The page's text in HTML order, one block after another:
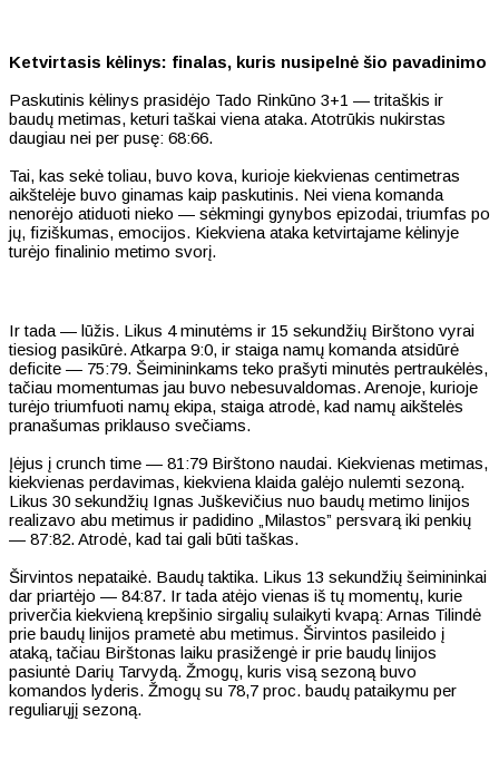
Ketvirtasis kėlinys: finalas, kuris nusipelnė šio pavadinimo
Paskutinis kėlinys prasidėjo Tado Rinkūno 3+1 — tritaškis ir
baudų metimas, keturi taškai viena ataka. Atotrūkis nukirstas
daugiau nei per pusę: 68:66.
Tai, kas sekė toliau, buvo kova, kurioje kiekvienas centimetras
aikštelėje buvo ginamas kaip paskutinis. Nei viena komanda
nenorėjo atiduoti nieko — sėkmingi gynybos epizodai, triumfas po
jų, fiziškumas, emocijos. Kiekviena ataka ketvirtajame kėlinyje
turėjo finalinio metimo svorį.
Ir tada — lūžis. Likus 4 minutėms ir 15 sekundžių Birštono vyrai
tiesiog pasikūrė. Atkarpa 9:0, ir staiga namų komanda atsidūrė
deficite — 75:79. Šeimininkams teko prašyti minutės pertraukėlės,
tačiau momentumas jau buvo nebesuvaldomas. Arenoje, kurioje
turėjo triumfuoti namų ekipa, staiga atrodė, kad namų aikštelės
pranašumas priklauso svečiams.
Įėjus į crunch time — 81:79 Birštono naudai. Kiekvienas metimas,
kiekvienas perdavimas, kiekviena klaida galėjo nulemti sezoną.
Likus 30 sekundžių Ignas Juškevičius nuo baudų metimo linijos
realizavo abu metimus ir padidino „Milastos” persvarą iki penkių
— 87:82. Atrodė, kad tai gali būti taškas.
Širvintos nepataikė. Baudų taktika. Likus 13 sekundžių šeimininkai
dar priartėjo — 84:87. Ir tada atėjo vienas iš tų momentų, kurie
priverčia kiekvieną krepšinio sirgalių sulaikyti kvapą: Arnas Tilindė
prie baudų linijos prametė abu metimus. Širvintos pasileido į
ataką, tačiau Birštonas laiku prasižengė ir prie baudų linijos
pasiuntė Darių Tarvydą. Žmogų, kuris visą sezoną buvo
komandos lyderis. Žmogų su 78,7 proc. baudų pataikymu per
reguliarųjį sezoną.